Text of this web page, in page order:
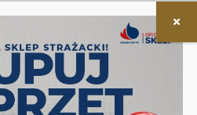
Czytaj dalej